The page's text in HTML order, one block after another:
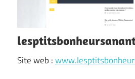
Site web :